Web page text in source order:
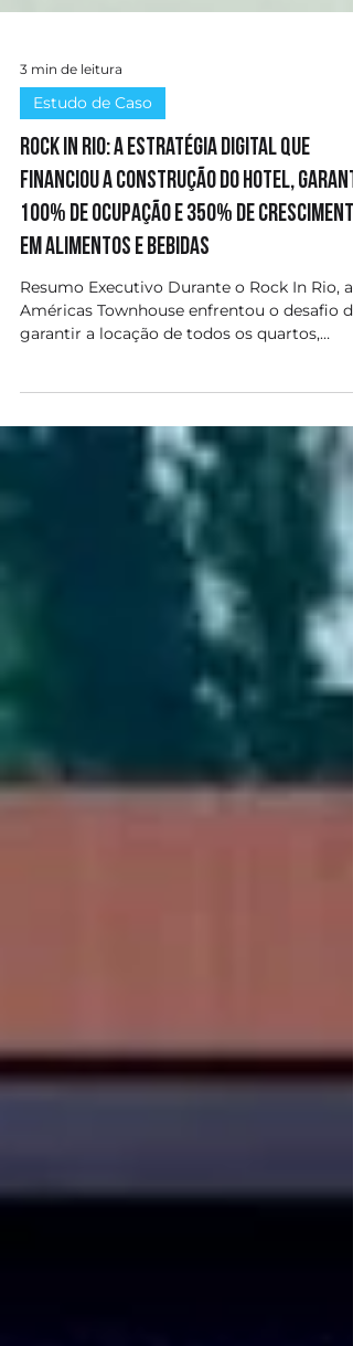
3 min de leitura
Estudo de Caso
Rock In Rio: A estratégia digital que
financiou a construção do hotel,
100% de ocupação e 350% de crescimento
em alimentos e bebidas
Resumo Executivo Durante o Rock In Rio, a